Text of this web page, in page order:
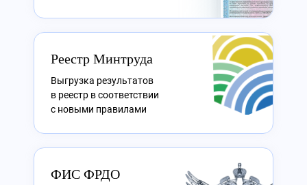
Реестр Минтруда
Выгрузка результатов
в реестр в соответствии
с новыми правилами
ФИС ФРДО